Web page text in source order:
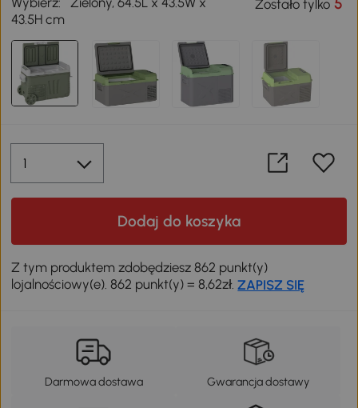
43.5H cm
Zostało tylko5
Dodaj do koszyka
Z tym produktem zdobędziesz 862 punkt(y)
lojalnościowy(e). 862 punkt(y) = 8,62zł.ZAPISZ SIĘ
Darmowa dostawa Gwarancja dostawy